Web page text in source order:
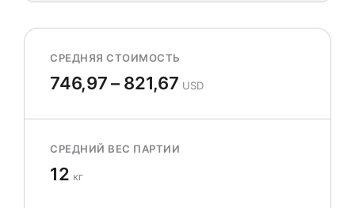
СРЕДНЯЯ СТОИМОСТЬ
746,97 – 821,67 USD
СРЕДНИЙ ВЕС ПАРТИИ
12 кг